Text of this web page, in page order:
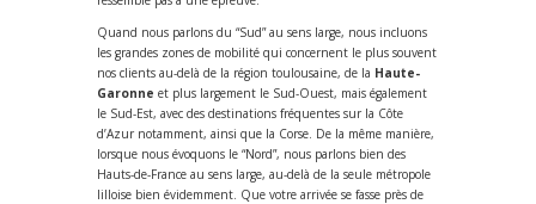
Quand nous parlons du “Sud” au sens large, nous incluons
les grandes zones de mobilité qui concernent le plus souvent
nos clients au-delà de la région toulousaine, de la Haute-
Garonne et plus largement le Sud-Ouest, mais également
le Sud-Est, avec des destinations fréquentes sur la Côte
d’Azur notamment, ainsi que la Corse. De la même manière,
lorsque nous évoquons le “Nord”, nous parlons bien des
Hauts-de-France au sens large, au-delà de la seule métropole
lilloise bien évidemment. Que votre arrivée se fasse près de